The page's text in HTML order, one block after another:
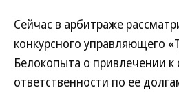
Сейчас в арбитраже
конкурсного управляющего
Белокопыта о привлечении к
ответственности по ее